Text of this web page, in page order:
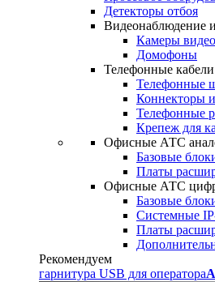
Детекторы отбоя
Видеонаблюдение
Камеры
Домофоны
Телефонные
Телефонные
Коннекторы
Телефонные
Крепеж для
Офисные АТС
Базовые
Платы
Офисные АТС
Базовые
Системные
Платы
Рекомендуем
гарнитура USB для оператора